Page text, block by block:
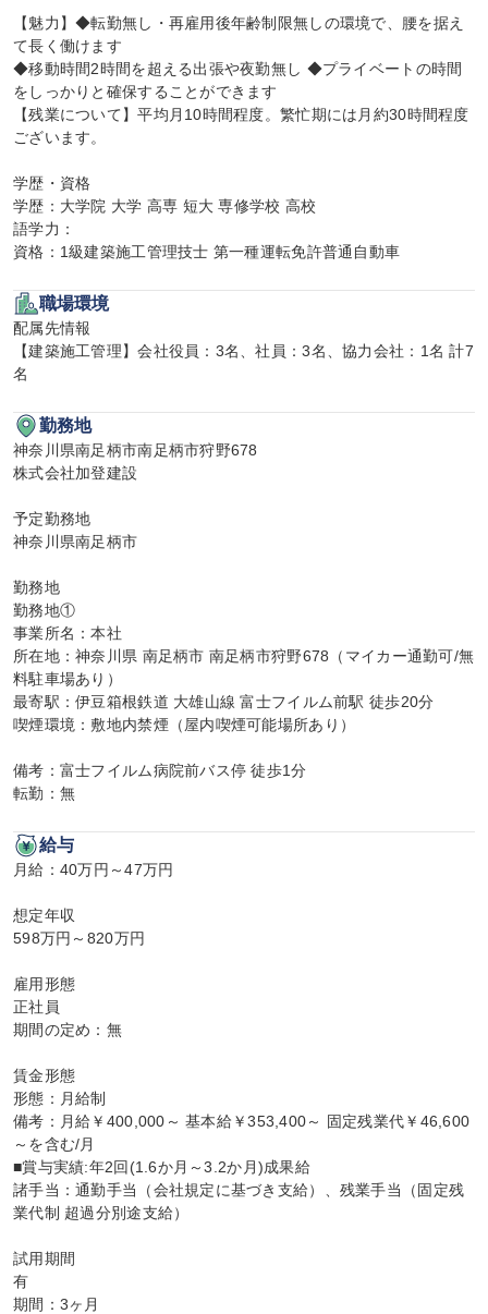
【魅力】◆転勤無し・再雇用後年齢制限無しの環境で、腰を据え
て長く働けます
◆移動時間2時間を超える出張や夜勤無し ◆プライベートの時間
をしっかりと確保することができます
【残業について】平均月10時間程度。繁忙期には月約30時間程度
ございます。
学歴・資格
学歴：大学院 大学 高専 短大 専修学校 高校
語学力：
資格：1級建築施工管理技士 第一種運転免許普通自動車
職場環境
配属先情報
【建築施工管理】会社役員：3名、社員：3名、協力会社：1名 計7
名
勤務地
神奈川県南足柄市南足柄市狩野678
株式会社加登建設
予定勤務地
神奈川県南足柄市
勤務地
勤務地①
事業所名：本社
所在地：神奈川県 南足柄市 南足柄市狩野678（マイカー通勤可/無
料駐車場あり）
最寄駅：伊豆箱根鉄道 大雄山線 富士フイルム前駅 徒歩20分
喫煙環境：敷地内禁煙（屋内喫煙可能場所あり）
備考：富士フイルム病院前バス停 徒歩1分
転勤：無
給与
月給：40万円～47万円
想定年収
598万円～820万円
雇用形態
正社員
期間の定め：無
賃金形態
形態：月給制
備考：月給￥400,000～ 基本給￥353,400～ 固定残業代￥46,600
～を含む/月
■賞与実績:年2回(1.6か月～3.2か月)成果給
諸手当：通勤手当（会社規定に基づき支給）、残業手当（固定残
業代制 超過分別途支給）
試用期間
有
期間：3ヶ月